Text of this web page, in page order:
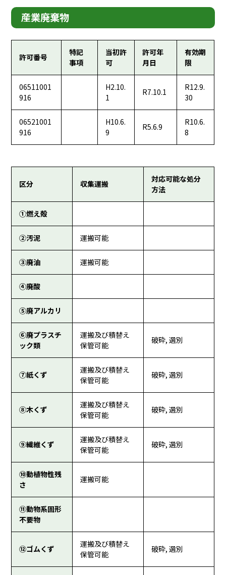
産業廃棄物
許可番号
特記
事項
当初許
可
許可年
月日
有効期
限
06511001
916
H2.10.
1
R7.10.1
R12.9.
30
06521001
916
H10.6.
9
R5.6.9
R10.6.
8
区分 収集運搬
対応可能な処分
方法
①燃え殻
②汚泥 運搬可能
③廃油 運搬可能
④廃酸
⑤廃アルカリ
⑥廃プラスチ
ック類
運搬及び積替え
保管可能
破砕, 選別
⑦紙くず
運搬及び積替え
保管可能
破砕, 選別
⑧木くず
運搬及び積替え
保管可能
破砕, 選別
⑨繊維くず
運搬及び積替え
保管可能
破砕, 選別
⑩動植物性残
さ
運搬可能
⑪動物系固形
不要物
⑫ゴムくず
運搬及び積替え
保管可能
破砕, 選別